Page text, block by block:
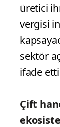
üretici
vergisi
sektör
ifade
Çift